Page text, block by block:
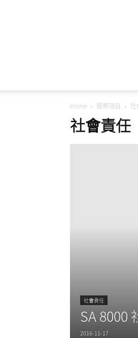
Home 服務項目
社會責任
社會責任
SA 8000
2016-11-17